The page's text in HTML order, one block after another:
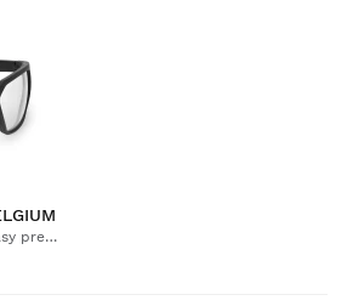
Fotochromowe okulary klasy premium